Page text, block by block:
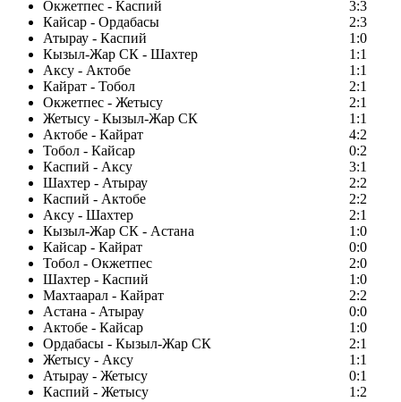
Окжетпес - Каспий
3:3
Кайсар - Ордабасы
2:3
Атырау - Каспий
1:0
Кызыл-Жар СК - Шахтер
1:1
Аксу - Актобе
1:1
Кайрат - Тобол
2:1
Окжетпес - Жетысу
2:1
Жетысу - Кызыл-Жар СК
1:1
Актобе - Кайрат
4:2
Тобол - Кайсар
0:2
Каспий - Аксу
3:1
Шахтер - Атырау
2:2
Каспий - Актобе
2:2
Аксу - Шахтер
2:1
Кызыл-Жар СК - Астана
1:0
Кайсар - Кайрат
0:0
Тобол - Окжетпес
2:0
Шахтер - Каспий
1:0
Махтаарал - Кайрат
2:2
Астана - Атырау
0:0
Актобе - Кайсар
1:0
Ордабасы - Кызыл-Жар СК
2:1
Жетысу - Аксу
1:1
Атырау - Жетысу
0:1
Каспий - Жетысу
1:2